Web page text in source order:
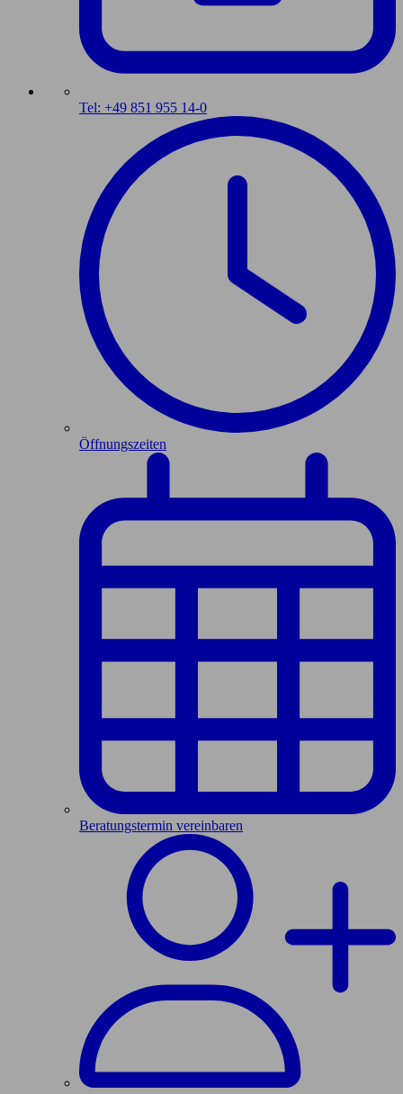
Tel: +49 851 955 14-0
Öffnungszeiten
Beratungstermin vereinbaren